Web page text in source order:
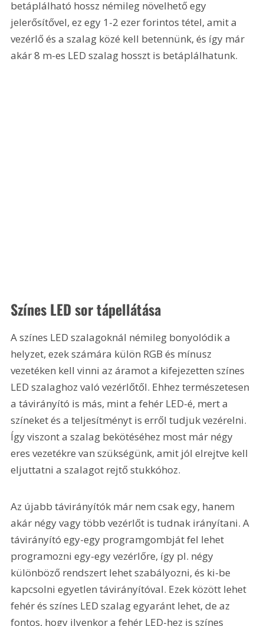
betáplálható hossz némileg növelhető egy
jelerősítővel, ez egy 1-2 ezer forintos tétel, amit a
vezérlő és a szalag közé kell betennünk, és így már
akár 8 m-es LED szalag hosszt is betáplálhatunk.
Színes LED sor tápellátása
A színes LED szalagoknál némileg bonyolódik a
helyzet, ezek számára külön RGB és mínusz
vezetéken kell vinni az áramot a kifejezetten színes
LED szalaghoz való vezérlőtől. Ehhez természetesen
a távirányító is más, mint a fehér LED-é, mert a
színeket és a teljesítményt is erről tudjuk vezérelni.
Így viszont a szalag bekötéséhez most már négy
eres vezetékre van szükségünk, amit jól elrejtve kell
eljuttatni a szalagot rejtő stukkóhoz.
Az újabb távirányítók már nem csak egy, hanem
akár négy vagy több vezérlőt is tudnak irányítani. A
távirányító egy-egy programgombját fel lehet
programozni egy-egy vezérlőre, így pl. négy
különböző rendszert lehet szabályozni, és ki-be
kapcsolni egyetlen távirányítóval. Ezek között lehet
fehér és színes LED szalag egyaránt lehet, de az
fontos, hogy ilyenkor a fehér LED-hez is színes